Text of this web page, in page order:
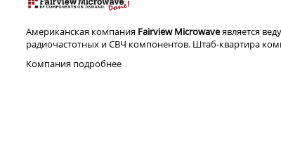
Американская компания Fairview Microwaveявляется
радиочастотных и СВЧ компонентов. Штаб-квартира
Компания подробнее